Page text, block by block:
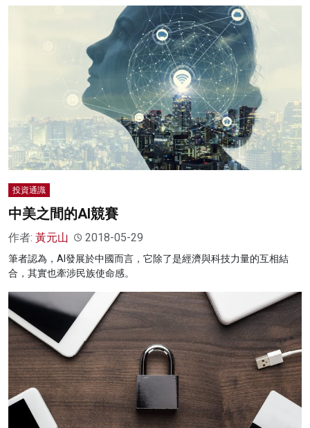
投資通識
中美之間的AI競賽
作者: 黃元山 2018-05-29
筆者認為，AI發展於中國而言，它除了是經濟與科技力量的互相結
合，其實也牽涉民族使命感。